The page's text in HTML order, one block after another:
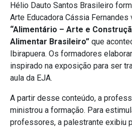
Hélio Dauto Santos Brasileiro
Arte Educadora Cássia
“Alimentário – Arte e
Alimentar Brasileiro” que
Ibirapuera. Os formadores
inspirado na exposição para ser
aula da EJA.
A partir desse conteúdo, a
ministrou a formação. Para
professores, a palestrante exibiu